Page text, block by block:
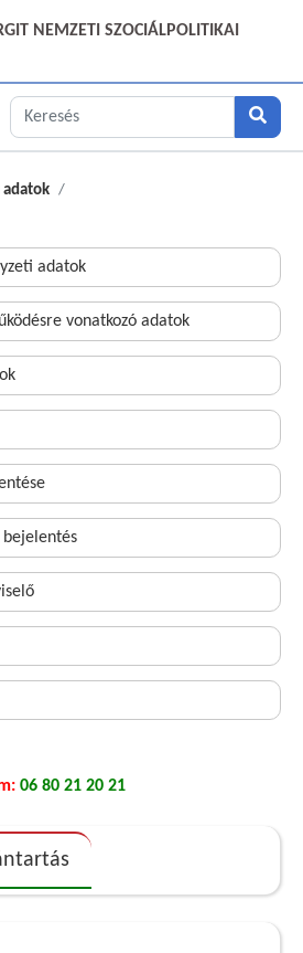
NEMZETI SZOCIÁLPOLITIKAI
adatok
adatok
vonatkozó adatok
bejelentés
06 80 21 20 21